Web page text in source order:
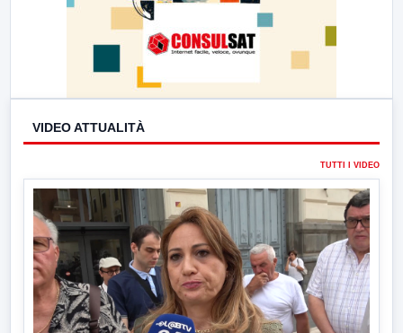
VIDEO ATTUALITÀ
TUTTI I VIDEO